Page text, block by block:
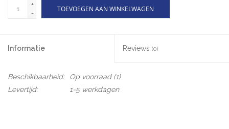
+
-
TOEVOEGEN AAN WINKELWAGEN
Informatie Reviews (0)
Beschikbaarheid: Op voorraad(1)
Levertijd:
1-5 werkdagen